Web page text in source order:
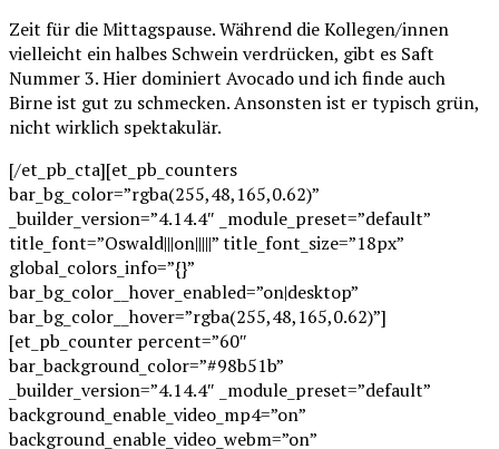
Zeit für die Mittagspause. Während die Kollegen/innen
vielleicht ein halbes Schwein verdrücken, gibt es Saft
Nummer 3. Hier dominiert Avocado und ich finde auch
Birne ist gut zu schmecken. Ansonsten ist er typisch grün,
nicht wirklich spektakulär.
[/et_pb_cta][et_pb_counters
bar_bg_color=”rgba(255,48,165,0.62)”
_builder_version=”4.14.4″ _module_preset=”default”
title_font=”Oswald|||on|||||” title_font_size=”18px”
global_colors_info=”{}”
bar_bg_color__hover_enabled=”on|desktop”
bar_bg_color__hover=”rgba(255,48,165,0.62)”]
[et_pb_counter percent=”60″
bar_background_color=”#98b51b”
_builder_version=”4.14.4″ _module_preset=”default”
background_enable_video_mp4=”on”
background_enable_video_webm=”on”